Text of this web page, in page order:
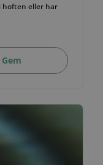
hoften eller har
Gem